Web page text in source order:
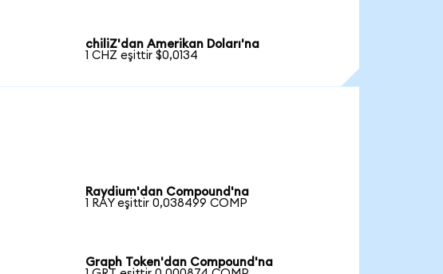
chiliZ'dan Amerikan Doları'na
1 CHZ eşittir $0,0134
Raydium'dan Compound'na
1 RAY eşittir 0,038499 COMP
Graph Token'dan Compound'na